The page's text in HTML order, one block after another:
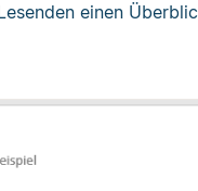
einen